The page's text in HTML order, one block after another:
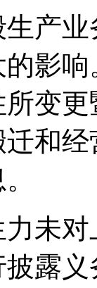
产
影
所变
和
力未
露